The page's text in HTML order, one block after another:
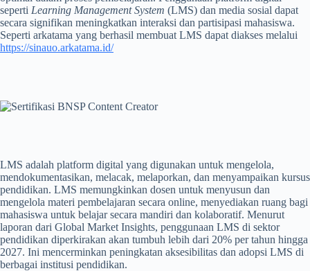
seperti Learning Management System (LMS) dan media sosial dapat
secara signifikan meningkatkan interaksi dan partisipasi mahasiswa.
Seperti arkatama yang berhasil membuat LMS dapat diakses melalui
https://sinauo.arkatama.id/
LMS adalah platform digital yang digunakan untuk mengelola,
mendokumentasikan, melacak, melaporkan, dan menyampaikan kursus
pendidikan. LMS memungkinkan dosen untuk menyusun dan
mengelola materi pembelajaran secara online, menyediakan ruang bagi
mahasiswa untuk belajar secara mandiri dan kolaboratif. Menurut
laporan dari Global Market Insights, penggunaan LMS di sektor
pendidikan diperkirakan akan tumbuh lebih dari 20% per tahun hingga
2027. Ini mencerminkan peningkatan aksesibilitas dan adopsi LMS di
berbagai institusi pendidikan.